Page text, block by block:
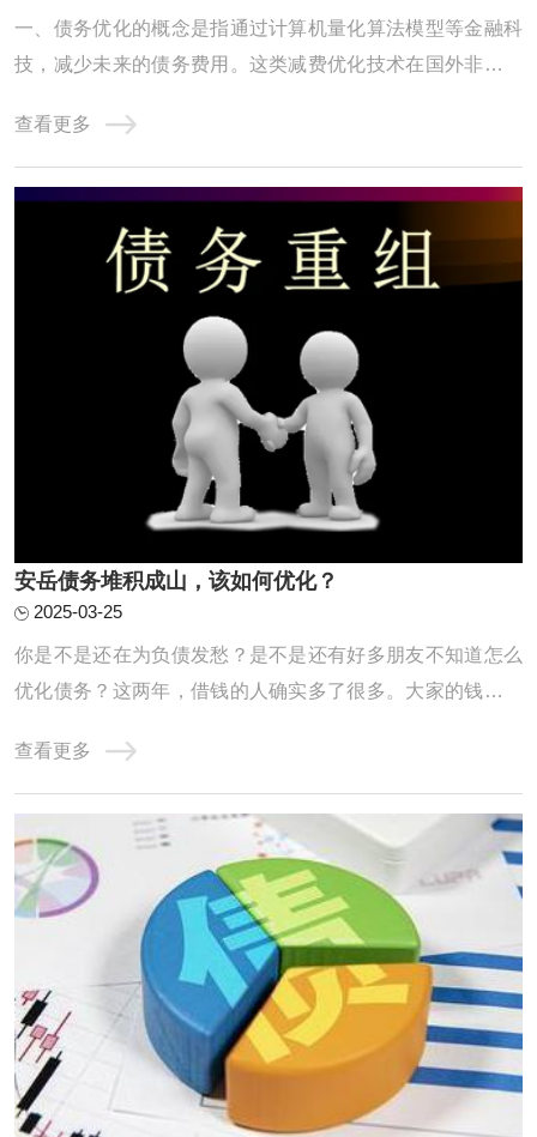
一、债务优化的概念是指通过计算机量化算法模型等金融科
技，减少未来的债务费用。这类减费优化技术在国外非常普
务优化的具体形式使用大数据、算法模型等先进的技术工
具，在保障借款人隐私的前提下，对上千万种不同的还款方
案进行自动测算，根据借款人的收入和债务情 ...
查看更多
安岳债务堆积成山，该如何优化？
2025-03-25
你是不是还在为负债发愁？是不是还有好多朋友不知道怎么
优化债务？这两年，借钱的人确实多了很多。大家的钱包都
用卡透支、查询频繁、逾期不断，其实这些问题都是因为这
两年收入缩水，导致房贷车贷压得人喘不过气，只能靠网贷
和信用卡拆东墙补西墙，结果征信记录也变得 ...
查看更多